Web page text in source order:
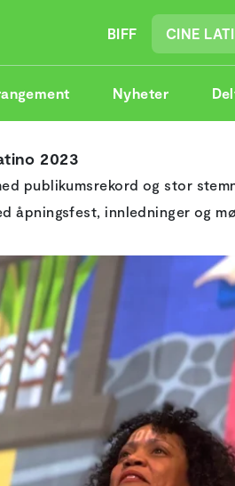
BIFF CINE
Nyheter
2023
publikumsrekord og stor
åpningsfest, innledninger og